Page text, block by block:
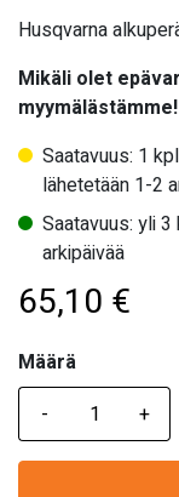
Husqvarna
Mikäli olet
myymälästämme!
Saatavuus: 1
lähetetään 1-2
Saatavuus: yli
arkipäivää
65,10 €
Määrä
Määrä